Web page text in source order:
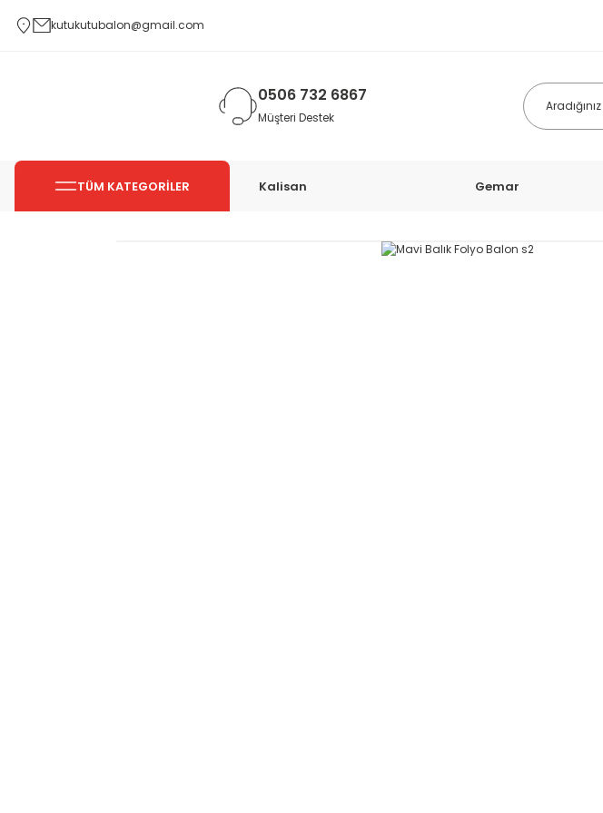
kutukutubalon@gmail.com
0506 732 6867
Müşteri Destek
TÜM KATEGORİLER Kalisan Gemar